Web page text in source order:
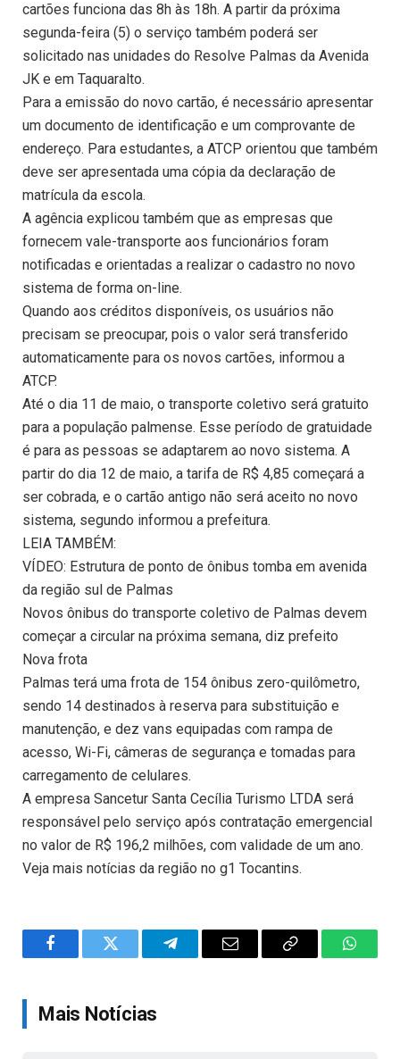
cartões funciona das 8h às 18h. A partir da próxima
segunda-feira (5) o serviço também poderá ser
solicitado nas unidades do Resolve Palmas da Avenida
JK e em Taquaralto.
Para a emissão do novo cartão, é necessário apresentar
um documento de identificação e um comprovante de
endereço. Para estudantes, a ATCP orientou que também
deve ser apresentada uma cópia da declaração de
matrícula da escola.
A agência explicou também que as empresas que
fornecem vale-transporte aos funcionários foram
notificadas e orientadas a realizar o cadastro no novo
sistema de forma on-line.
Quando aos créditos disponíveis, os usuários não
precisam se preocupar, pois o valor será transferido
automaticamente para os novos cartões, informou a
ATCP.
Até o dia 11 de maio, o transporte coletivo será gratuito
para a população palmense. Esse período de gratuidade
é para as pessoas se adaptarem ao novo sistema. A
partir do dia 12 de maio, a tarifa de R$ 4,85 começará a
ser cobrada, e o cartão antigo não será aceito no novo
sistema, segundo informou a prefeitura.
LEIA TAMBÉM:
VÍDEO: Estrutura de ponto de ônibus tomba em avenida
da região sul de Palmas
Novos ônibus do transporte coletivo de Palmas devem
começar a circular na próxima semana, diz prefeito
Nova frota
Palmas terá uma frota de 154 ônibus zero-quilômetro,
sendo 14 destinados à reserva para substituição e
manutenção, e dez vans equipadas com rampa de
acesso, Wi-Fi, câmeras de segurança e tomadas para
carregamento de celulares.
A empresa Sancetur Santa Cecília Turismo LTDA será
responsável pelo serviço após contratação emergencial
no valor de R$ 196,2 milhões, com validade de um ano.
Veja mais notícias da região no g1 Tocantins.
FacebookTwitter TelegramEmail
Copy
Mais Notícias